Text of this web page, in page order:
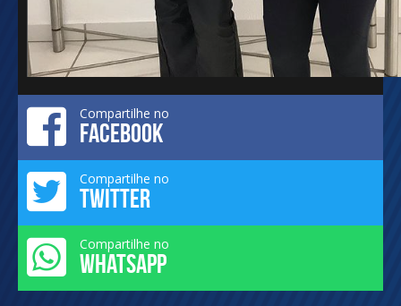
Compartilhe no
FACEBOOK
Compartilhe no
TWITTER
Compartilhe no
WHATSAPP